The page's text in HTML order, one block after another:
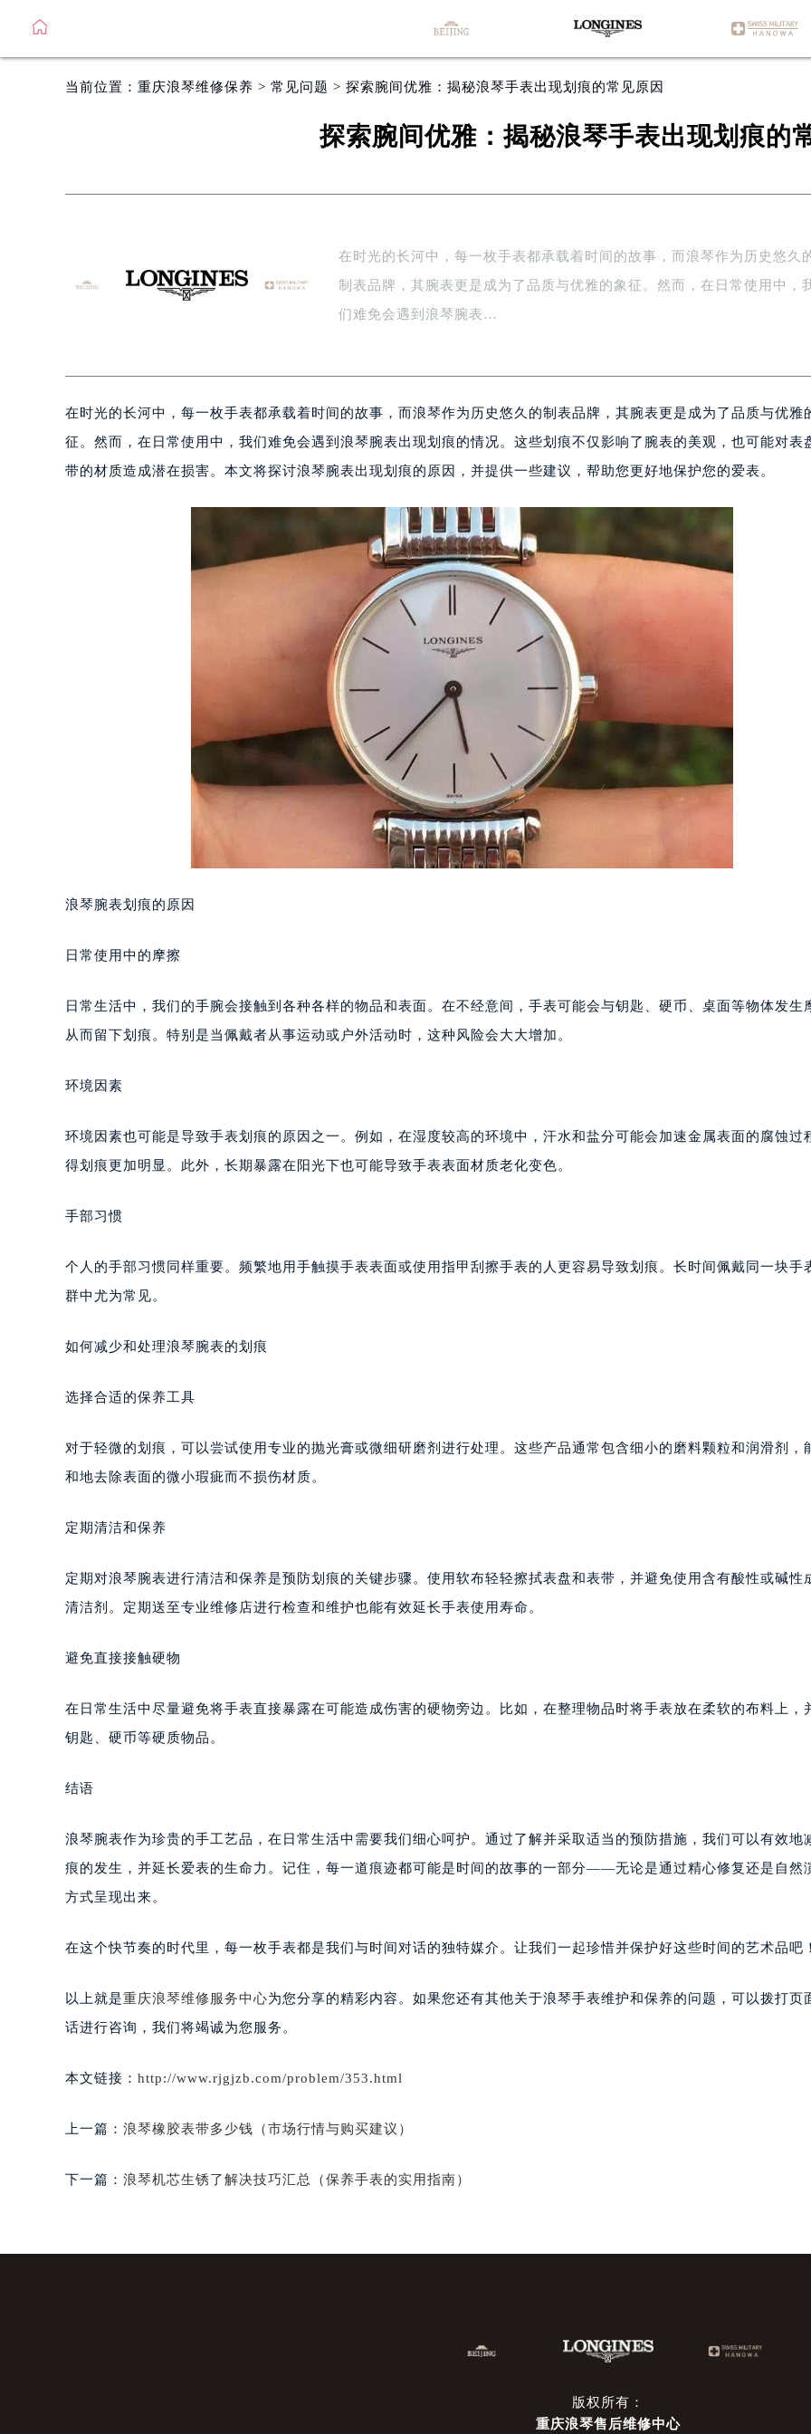
当前位置： 重庆浪琴维修保养 > 常见问题 > 探索腕间优雅：揭秘浪琴手表出现划痕的常见原因
探索腕间优雅：揭秘浪琴手表出现划痕的
在时光的长河中，每一枚手表都承载着时间的故事，而浪琴作为历史悠久
制表品牌，其腕表更是成为了品质与优雅的象征。然而，在日常使用中，
们难免会遇到浪琴腕表…
在时光的长河中，每一枚手表都承载着时间的故事，而浪琴作为历史悠久的制表品牌，其腕表更是成为了品质与优雅
征。然而，在日常使用中，我们难免会遇到浪琴腕表出现划痕的情况。这些划痕不仅影响了腕表的美观，也可能对表
带的材质造成潜在损害。本文将探讨浪琴腕表出现划痕的原因，并提供一些建议，帮助您更好地保护您的爱表。
浪琴腕表划痕的原因
日常使用中的摩擦
日常生活中，我们的手腕会接触到各种各样的物品和表面。在不经意间，手表可能会与钥匙、硬币、桌面等物体发生
从而留下划痕。特别是当佩戴者从事运动或户外活动时，这种风险会大大增加。
环境因素
环境因素也可能是导致手表划痕的原因之一。例如，在湿度较高的环境中，汗水和盐分可能会加速金属表面的腐蚀过
得划痕更加明显。此外，长期暴露在阳光下也可能导致手表表面材质老化变色。
手部习惯
个人的手部习惯同样重要。频繁地用手触摸手表表面或使用指甲刮擦手表的人更容易导致划痕。长时间佩戴同一块手
群中尤为常见。
如何减少和处理浪琴腕表的划痕
选择合适的保养工具
对于轻微的划痕，可以尝试使用专业的抛光膏或微细研磨剂进行处理。这些产品通常包含细小的磨料颗粒和润滑剂，
和地去除表面的微小瑕疵而不损伤材质。
定期清洁和保养
定期对浪琴腕表进行清洁和保养是预防划痕的关键步骤。使用软布轻轻擦拭表盘和表带，并避免使用含有酸性或碱性
清洁剂。定期送至专业维修店进行检查和维护也能有效延长手表使用寿命。
避免直接接触硬物
在日常生活中尽量避免将手表直接暴露在可能造成伤害的硬物旁边。比如，在整理物品时将手表放在柔软的布料上，
钥匙、硬币等硬质物品。
结语
浪琴腕表作为珍贵的手工艺品，在日常生活中需要我们细心呵护。通过了解并采取适当的预防措施，我们可以有效地
痕的发生，并延长爱表的生命力。记住，每一道痕迹都可能是时间的故事的一部分——无论是通过精心修复还是自然
方式呈现出来。
在这个快节奏的时代里，每一枚手表都是我们与时间对话的独特媒介。让我们一起珍惜并保护好这些时间的艺术品吧！
以上就是重庆浪琴维修服务中心为您分享的精彩内容。如果您还有其他关于浪琴手表维护和保养的问题，可以拨打页
话进行咨询，我们将竭诚为您服务。
本文链接： http://www.rjgjzb.com/problem/353.html
上一篇： 浪琴橡胶表带多少钱（市场行情与购买建议）
下一篇： 浪琴机芯生锈了解决技巧汇总（保养手表的实用指南）
版权所有：
重庆浪琴售后维修中心